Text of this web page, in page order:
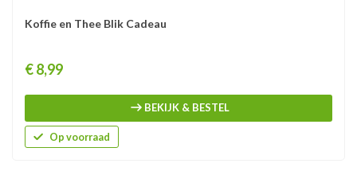
Koffie en Thee Blik Cadeau
Prijs
€ 8,99
BEKIJK & BESTEL
Op voorraad